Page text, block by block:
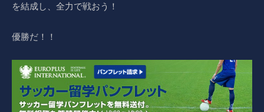
を結成し、全力で戦おう！
優勝だ！！